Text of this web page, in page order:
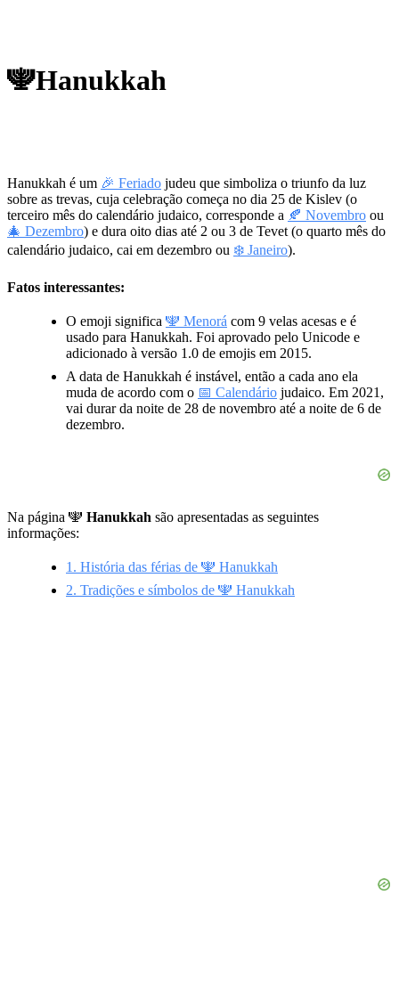
🕎Hanukkah
Hanukkah é um 🎉 Feriado judeu que simboliza o triunfo da luz
sobre as trevas, cuja celebração começa no dia 25 de Kislev (o
terceiro mês do calendário judaico, corresponde a 🍂 Novembro ou
🎄 Dezembro) e dura oito dias até 2 ou 3 de Tevet (o quarto mês do
calendário judaico, cai em dezembro ou ❄️ Janeiro).
Fatos interessantes:
O emoji significa 🕎 Menorá com 9 velas acesas e é
usado para Hanukkah. Foi aprovado pelo Unicode e
adicionado à versão 1.0 de emojis em 2015.
A data de Hanukkah é instável, então a cada ano ela
muda de acordo com o 📅 Calendário judaico. Em 2021,
vai durar da noite de 28 de novembro até a noite de 6 de
dezembro.
Na página 🕎 Hanukkah são apresentadas as seguintes
informações:
1. História das férias de 🕎 Hanukkah
2. Tradições e símbolos de 🕎 Hanukkah